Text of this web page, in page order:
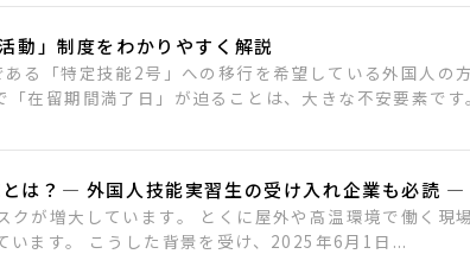
動」制度をわかりやすく解説
る「特定技能2号」への移行を希望している外国人の
在留期間満了日」が迫ることは、大きな不安要素です
は？― 外国人技能実習生の受け入れ企業も必読 ―
が増大しています。 とくに屋外や高温環境で働く現
います。 こうした背景を受け、2025年6月1日...